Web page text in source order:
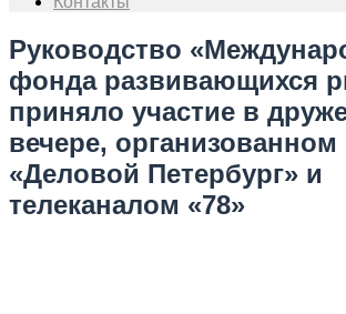
Руководство
фонда развивающихся
приняло участие в
вечере, организованном
«Деловой Петербург» и
телеканалом «78»